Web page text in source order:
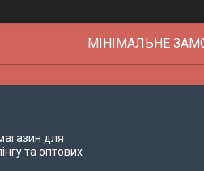
МІНІМАЛЬНЕ
для
та оптових